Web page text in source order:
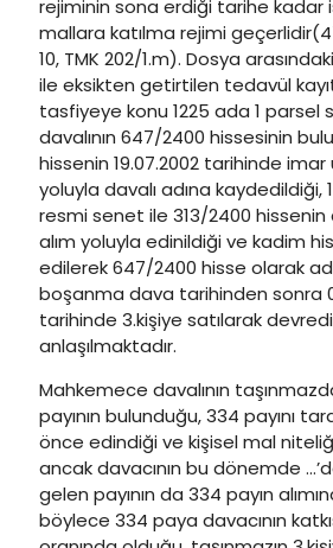
rejiminin sona erdiği tarihe kadar
mallara katılma rejimi
10, TMK 202/1.m). Dosya
ile eksikten getirtilen tedavül
tasfiyeye konu 1225 ada 1 parsel
davalının 647/2400 hissesinin
hissenin 19.07.2002 tarihinde imar
yoluyla davalı adına kaydedildiği,
resmi senet ile 313/2400 hissenin
alım yoluyla edinildiği ve kadim
edilerek 647/2400 hisse olarak
boşanma dava tarihinden sonra
tarihinde 3.kişiye satılarak
anlaşılmaktadır.
Mahkemece davalının
payının bulunduğu, 334 payını
önce edindiği ve kişisel mal
ancak davacının bu dönemde
gelen payının da 334 payın
böylece 334 paya davacının